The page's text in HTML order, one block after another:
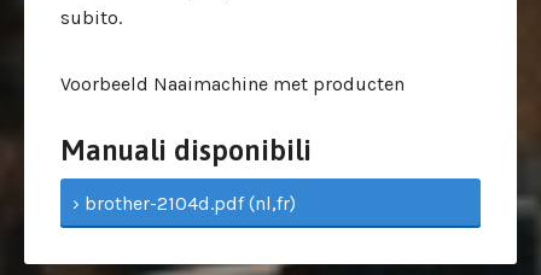
subito.
Voorbeeld Naaimachine met producten
Manuali disponibili
› brother-2104d.pdf (nl,fr)